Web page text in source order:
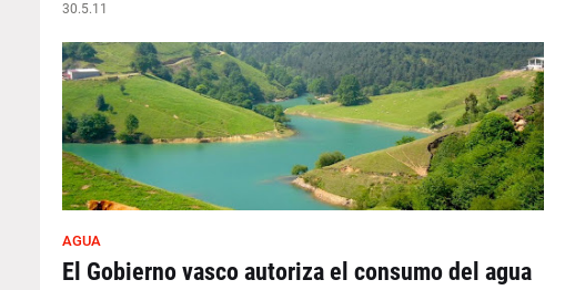
30.5.11
AGUA
El Gobierno vasco autoriza el consumo del agua